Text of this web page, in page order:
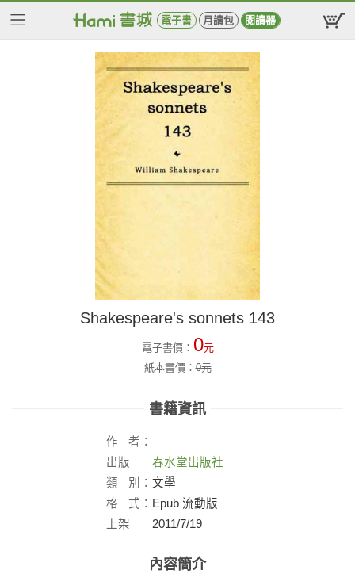
電子書 月讀包 閱讀器
Shakespeare's sonnets 143
電子書價： 0元
紙本書價：0元
書籍資訊
作
者：
出版
社：
春水堂出版社
類
別： 文學
格
式： Epub 流動版
上架
2011/7/19
內容簡介